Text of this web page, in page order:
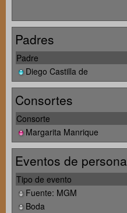
Padres
Padre
Diego Castilla de
Consortes
Consorte
Margarita Manrique
Eventos de persona
Tipo de evento
Fuente: MGM
Boda